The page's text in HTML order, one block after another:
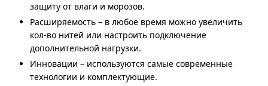
защиту от влаги и морозов.
Расширяемость – в любое время можно увеличить
кол-во нитей или настроить подключение
дополнительной нагрузки.
Инновации – используются самые современные
технологии и комплектующие.